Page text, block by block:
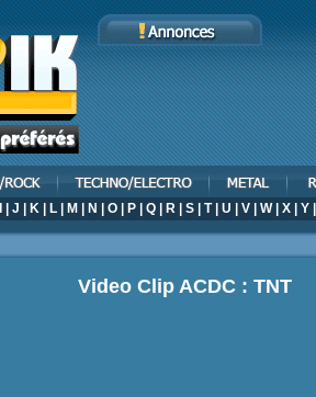
J K L M N O P Q R S T| U V W| X Y
Video Clip ACDC : TNT